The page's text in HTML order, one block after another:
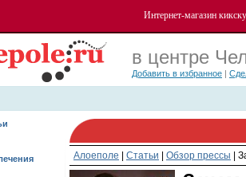
Интернет-магазин
в центре
Добавить в избранное |
Алоеполе Статьи Обзор прессы